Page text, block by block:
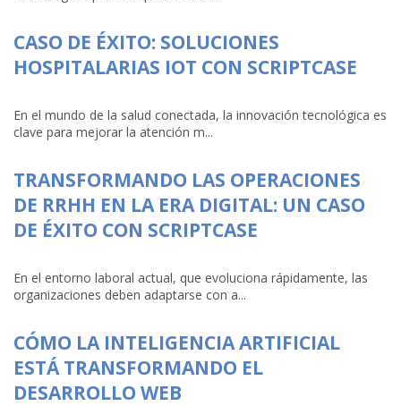
CASO DE ÉXITO: SOLUCIONES
HOSPITALARIAS IOT CON SCRIPTCASE
En el mundo de la salud conectada, la innovación tecnológica es
clave para mejorar la atención m...
TRANSFORMANDO LAS OPERACIONES
DE RRHH EN LA ERA DIGITAL: UN CASO
DE ÉXITO CON SCRIPTCASE
En el entorno laboral actual, que evoluciona rápidamente, las
organizaciones deben adaptarse con a...
CÓMO LA INTELIGENCIA ARTIFICIAL
ESTÁ TRANSFORMANDO EL
DESARROLLO WEB